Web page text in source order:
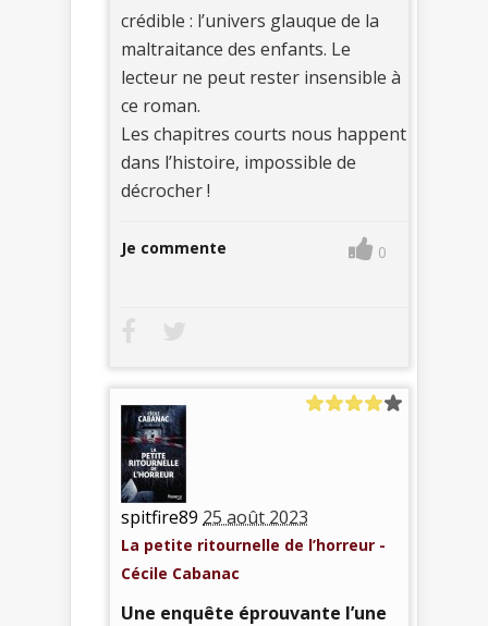
crédible : l’univers glauque de la
maltraitance des enfants. Le
lecteur ne peut rester insensible à
ce roman.
Les chapitres courts nous happent
dans l’histoire, impossible de
décrocher !
Je commente 0
spitfire89 25 août 2023
La petite ritournelle de l’horreur -
Cécile Cabanac
Une enquête éprouvante l’une